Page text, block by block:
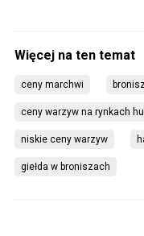
ceny marchwi
ceny warzyw na rynkach
niskie ceny warzyw
giełda w broniszach